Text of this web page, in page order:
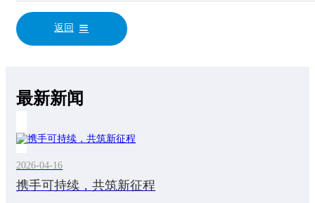
返回
最新新闻
2026-04-16
携手可持续，共筑新征程